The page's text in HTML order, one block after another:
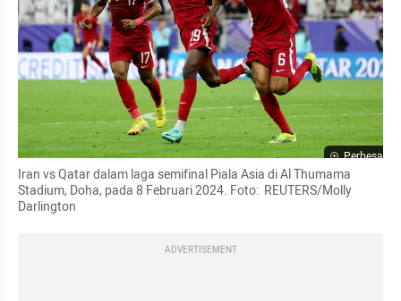
Perbesar
Iran vs Qatar dalam laga semifinal Piala Asia di Al Thumama
Stadium, Doha, pada 8 Februari 2024. Foto:  REUTERS/Molly
Darlington
ADVERTISEMENT